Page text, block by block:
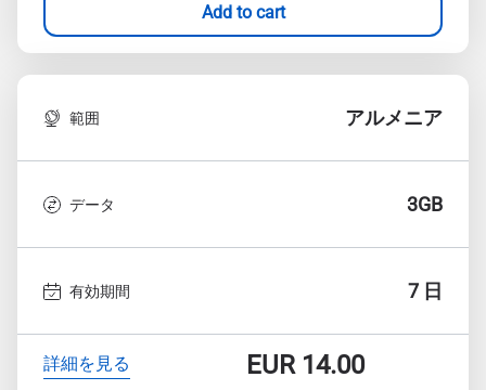
Add to cart
範囲 アルメニア
データ 3GB
有効期間 7 日
詳細を見る EUR14.00